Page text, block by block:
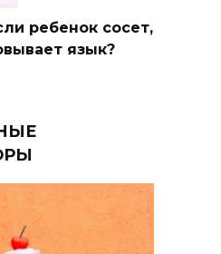
ребенок сосет,
язык?